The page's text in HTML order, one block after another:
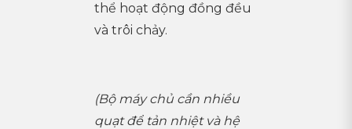
thể hoạt động đồng đều
và trôi chảy.
(Bộ máy chủ cần nhiều
quạt để tản nhiệt và hệ